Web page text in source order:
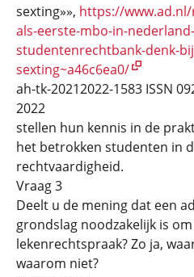
sexting»», https://
als-eerste-mbo-in-
studentenrechtbank-denk-
sexting~a46c6ea0/
ah-tk-20212022-1583 ISSN
2022
stellen hun kennis in de
het betrokken studenten in
rechtvaardigheid.
Vraag 3
Deelt u de mening dat een
grondslag noodzakelijk is
lekenrechtspraak? Zo ja,
waarom niet?